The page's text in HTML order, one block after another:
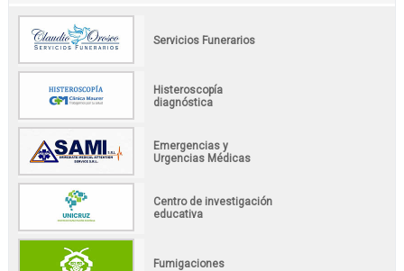
Servicios Funerarios
Histeroscopía
diagnóstica
Emergencias y
Urgencias Médicas
Centro de investigación
educativa
Fumigaciones